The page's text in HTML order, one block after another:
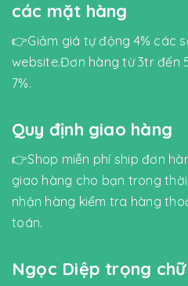
các mặt hàng
👉Giảm giá tự động 4% các
website.Đơn hàng từ 3tr đến
7%.
Quy định giao hàng
👉Shop miễn phí ship đơn
giao hàng cho bạn trong
nhận hàng kiểm tra hàng
toán.
Ngọc Diệp trọng